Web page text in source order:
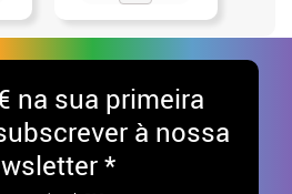
na sua primeira
à nossa
*